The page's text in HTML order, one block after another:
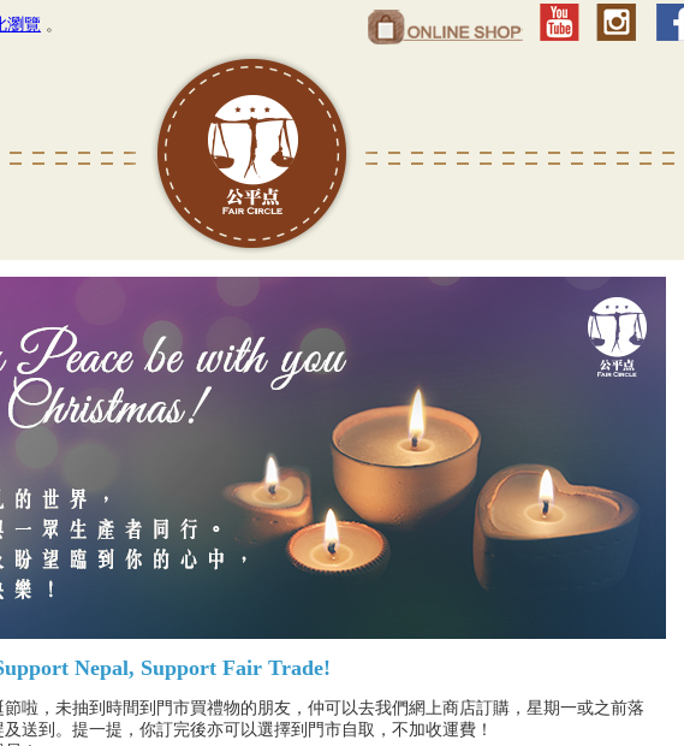
瀏覽 。
Nepal, Support Fair Trade!
啦，未抽到時間到門市買禮物的朋友，仲可以去我們網上商店訂購，星期一或之前落
送到。提一提，你訂完後亦可以選擇到門市自取，不加收運費！